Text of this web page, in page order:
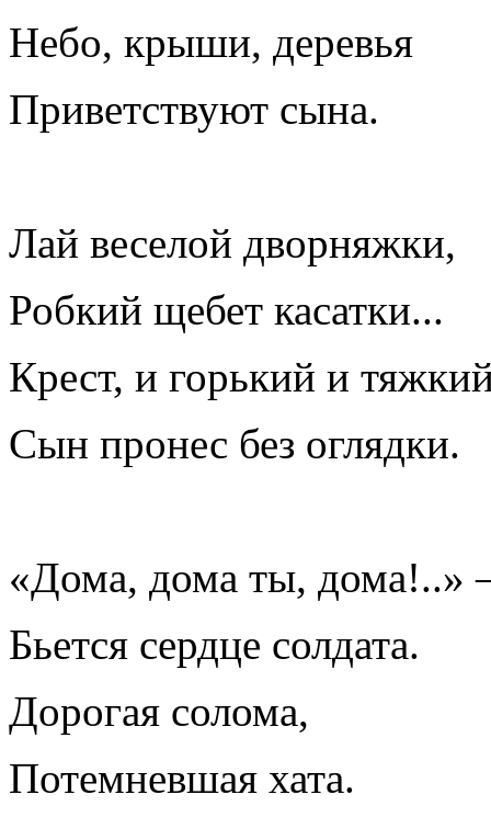
Небо, крыши, деревья
Приветствуют сына.
Лай веселой дворняжки,
Робкий щебет касатки...
Крест, и горький и
Сын пронес без оглядки.
«Дома, дома ты,
Бьется сердце солдата.
Дорогая солома,
Потемневшая хата.